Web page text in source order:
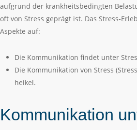
aufgrund der krankheitsbedingten
oft von Stress geprägt ist. Das Stress-
Aspekte auf:
Die Kommunikation findet unter
Die Kommunikation von Stress
heikel.
Kommunikation